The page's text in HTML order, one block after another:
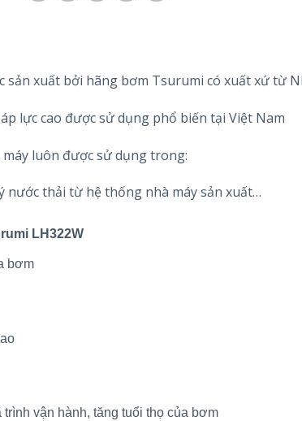
sản xuất bởi hãng bơm Tsurumi có xuất xứ từ
lực cao được sử dụng phổ biến tại Việt Nam
luôn được sử dụng trong:
nước thải từ hệ thống nhà máy sản xuất…
LH322W
bơm
vận hành, tăng tuổi thọ của bơm